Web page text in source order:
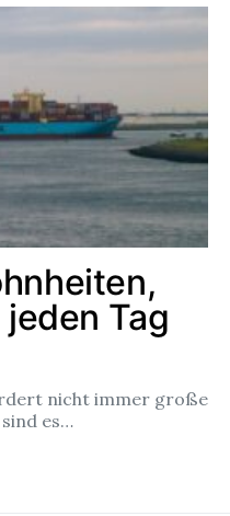
Tag
nicht immer große
es…